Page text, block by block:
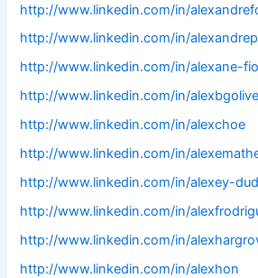
http://www.linkedin.com/in/
http://www.linkedin.com/in/
http://www.linkedin.com/in/alexane-
http://www.linkedin.com/in/
http://www.linkedin.com/in/alexchoe
http://www.linkedin.com/in/
http://www.linkedin.com/in/alexey-
http://www.linkedin.com/in/
http://www.linkedin.com/in/
http://www.linkedin.com/in/alexhon